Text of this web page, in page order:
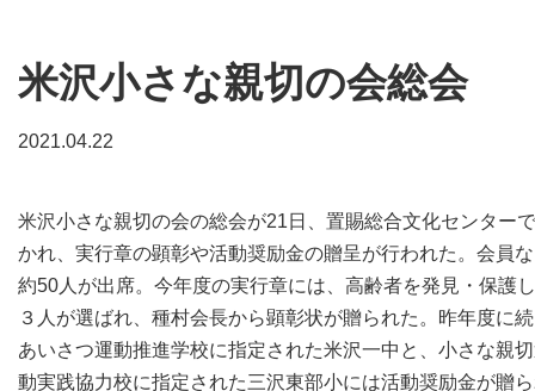
採用情報
お問い合わせ
お申し込み
〒041-0801
北海道函館市桔梗町379-31
0138-34-2525
営業時間 9:00～18:00
〒950-1189
新潟県新潟市西区山田2310-39
025-210-1200
営業時間 9:00～18:00
米沢小さな親切の会総会
2021.04.22
米沢小さな親切の会の総会が21日、置賜総合文化センター
かれ、実行章の顕彰や活動奨励金の贈呈が行われた。会員
約50人が出席。今年度の実行章には、高齢者を発見・保護
３人が選ばれ、種村会長から顕彰状が贈られた。昨年度に
あいさつ運動推進学校に指定された米沢一中と、小さな親
動実践協力校に指定された三沢東部小には活動奨励金が贈